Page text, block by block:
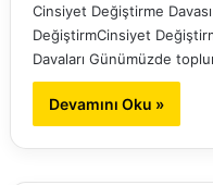
Cinsiyet Değiştirme
DeğiştirmCinsiyet
Davaları Günümüzde
Devamını Oku »